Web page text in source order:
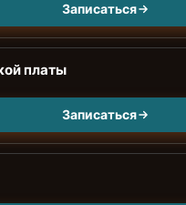
Записаться
платы
Записаться